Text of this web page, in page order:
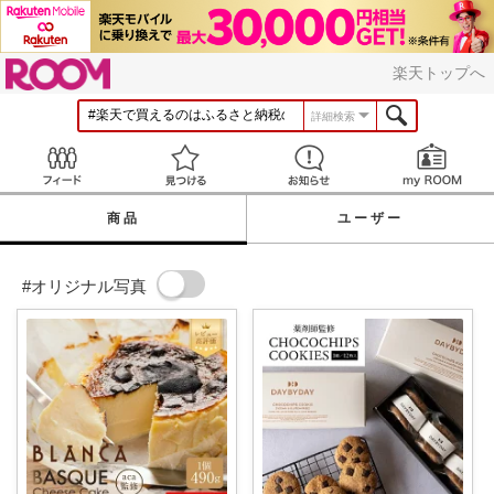
楽天トップへ
詳細検索
見つける お知らせ
商品 ユーザー
#オリジナル写真